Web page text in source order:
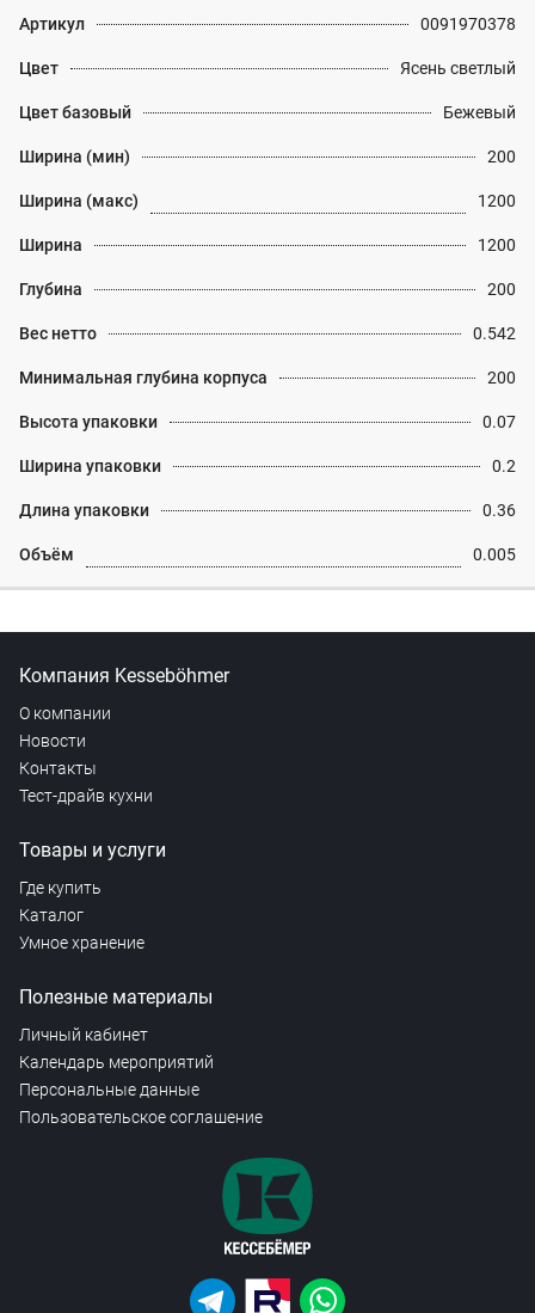
Артикул 0091970378
Цвет Ясень светлый
Цвет базовый Бежевый
Ширина (мин) 200
Ширина (макс) 1200
Ширина 1200
Глубина 200
Вес нетто 0.542
Минимальная глубина корпуса 200
Высота упаковки 0.07
Ширина упаковки 0.2
Длина упаковки 0.36
Объём 0.005
Компания Kesseböhmer
О компании
Новости
Контакты
Тест-драйв кухни
Товары и услуги
Где купить
Каталог
Умное хранение
Полезные материалы
Личный кабинет
Календарь мероприятий
Персональные данные
Пользовательское соглашение